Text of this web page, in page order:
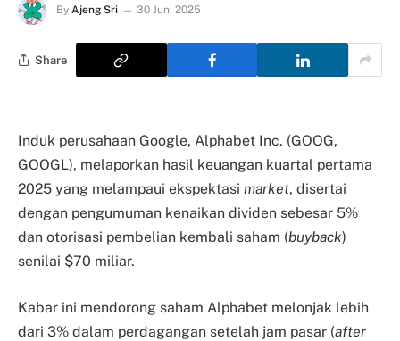
By Ajeng Sri 30 Juni 2025
Share
Induk perusahaan Google, Alphabet Inc. (GOOG,
GOOGL), melaporkan hasil keuangan kuartal pertama
2025 yang melampaui ekspektasi market, disertai
dengan pengumuman kenaikan dividen sebesar 5%
dan otorisasi pembelian kembali saham (buyback)
senilai $70 miliar.
Kabar ini mendorong saham Alphabet melonjak lebih
dari 3% dalam perdagangan setelah jam pasar (after